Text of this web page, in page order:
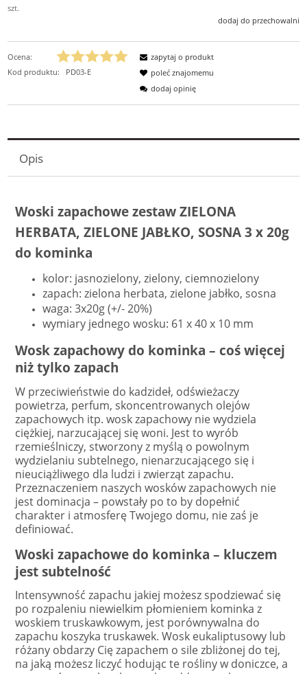
szt.
dodaj do przechowalni
Ocena:
Kod produktu:
PD03-E
zapytaj o produkt
poleć znajomemu
dodaj opinię
Opis
Woski zapachowe zestaw ZIELONA
HERBATA, ZIELONE JABŁKO, SOSNA 3 x 20g
do kominka
kolor: jasnozielony, zielony, ciemnozielony
zapach: zielona herbata, zielone jabłko, sosna
waga: 3x20g (+/- 20%)
wymiary jednego wosku: 61 x 40 x 10 mm
Wosk zapachowy do kominka – coś więcej
niż tylko zapach
W przeciwieństwie do kadzideł, odświeżaczy
powietrza, perfum, skoncentrowanych olejów
zapachowych itp. wosk zapachowy nie wydziela
ciężkiej, narzucającej się woni. Jest to wyrób
rzemieślniczy, stworzony z myślą o powolnym
wydzielaniu subtelnego, nienarzucającego się i
nieuciążliwego dla ludzi i zwierząt zapachu.
Przeznaczeniem naszych wosków zapachowych nie
jest dominacja – powstały po to by dopełnić
charakter i atmosferę Twojego domu, nie zaś je
definiować.
Woski zapachowe do kominka – kluczem
jest subtelność
Intensywność zapachu jakiej możesz spodziewać się
po rozpaleniu niewielkim płomieniem kominka z
woskiem truskawkowym, jest porównywalna do
zapachu koszyka truskawek. Wosk eukaliptusowy lub
różany obdarzy Cię zapachem o sile zbliżonej do tej,
na jaką możesz liczyć hodując te rośliny w doniczce, a